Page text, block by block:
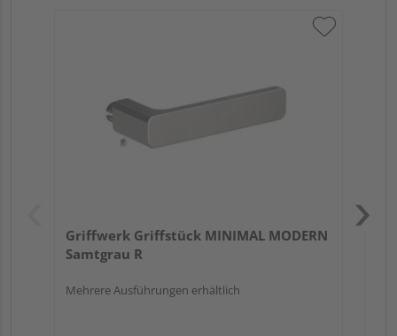
Griffwerk Griffstück MINIMAL MODERN
Samtgrau R
Mehrere Ausführungen erhältlich